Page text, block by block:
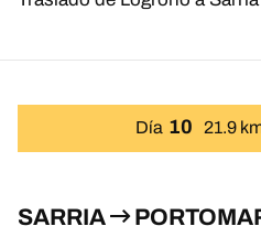
Día 10 21.9
SARRIA